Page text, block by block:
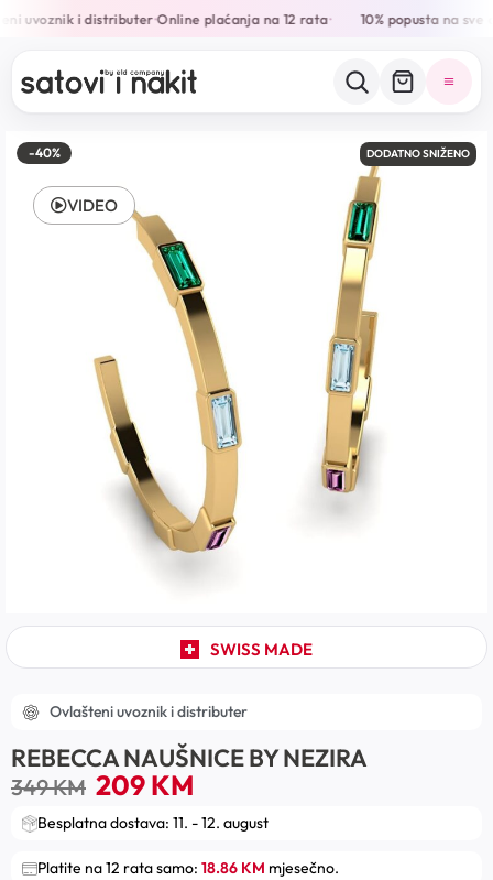
uvoznik i distributer•Online plaćanja na 12 rata• 10% popusta na sve
-40% DODATNO SNIŽENO
SWISS MADE
VIDEO
Ovlašteni uvoznik i distributer
REBECCA NAUŠNICE BY NEZIRA
349KM 209KM
Besplatna dostava: 11. - 12. august
Platite na 12 rata samo: 18.86 KM mjesečno.